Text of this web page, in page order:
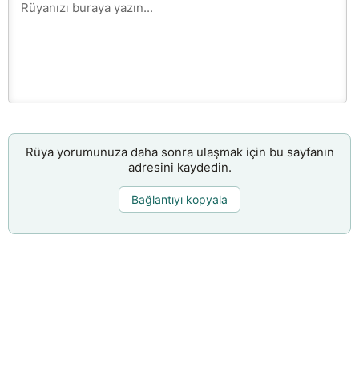
Rüya yorumunuza daha sonra ulaşmak için bu sayfanın
adresini kaydedin.
Bağlantıyı kopyala